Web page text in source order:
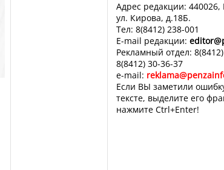
Адрес редакции: 440026,
ул. Кирова, д.18Б.
Тел: 8(8412) 238-001
E-mail редакции: editor
Рекламный отдел:
8(8412) 30-36-37
e-mail:
Если ВЫ заметили
тексте, выделите его
нажмите Ctrl+Enter!